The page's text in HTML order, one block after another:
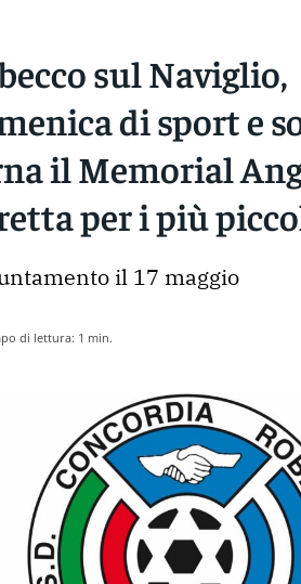
sul Naviglio,
di sport e
il Memorial
per i più
il 17 maggio
di lettura: 1 min.